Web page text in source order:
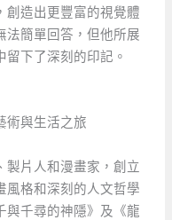
創造出更豐富的視覺體
法簡單回答，但他所展
下了深刻的印記。
術與生活之旅
製片人和漫畫家，創立
風格和深刻的人文哲學
與千尋的神隱》及《龍